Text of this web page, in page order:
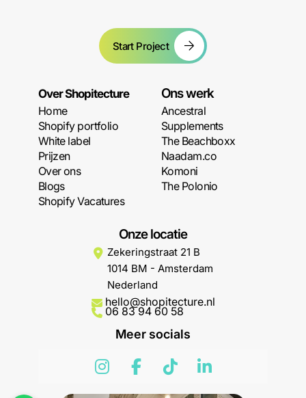
Start Project
Over Shopitecture
Home
Shopify portfolio
White label
Prijzen
Over ons
Blogs
Shopify Vacatures
Ons werk
Ancestral
Supplements
The Beachboxx
Naadam.co
Komoni
The Polonio
Onze locatie
Zekeringstraat 21 B
1014 BM - Amsterdam
Nederland
hello@shopitecture.nl
06 83 94 60 58
Meer socials